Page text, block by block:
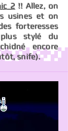
2 !! Allez, on
usines et on
forteresses
stylé du
encore
snife).